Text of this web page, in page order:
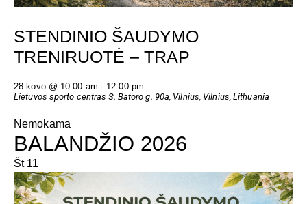
D
E
N
STENDINIO ŠAUDYMO
TRENIRUOTĖ – TRAP
28 kovo @ 10:00 am - 12:00 pm
Lietuvos sporto centrasS. Batoro g. 90a, Vilnius, Vilnius, Lithuania
Nemokama
BALANDŽIO 2026
Št 11